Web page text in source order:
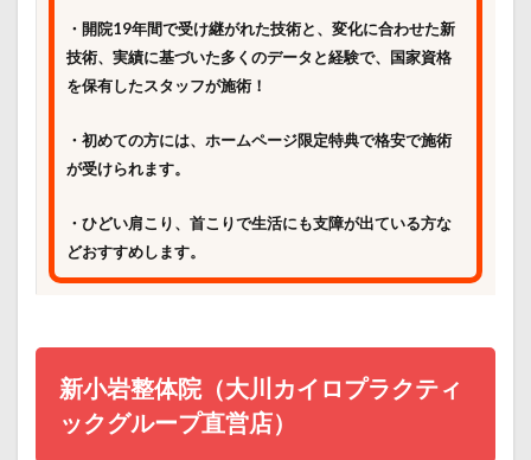
・開院19年間で受け継がれた技術と、変化に合わせた新
技術、実績に基づいた多くのデータと経験で、国家資格
を保有したスタッフが施術！
・初めての方には、ホームページ限定特典で格安で施術
が受けられます。
・ひどい肩こり、首こりで生活にも支障が出ている方な
どおすすめします。
新小岩整体院（大川カイロプラクティ
ックグループ直営店）